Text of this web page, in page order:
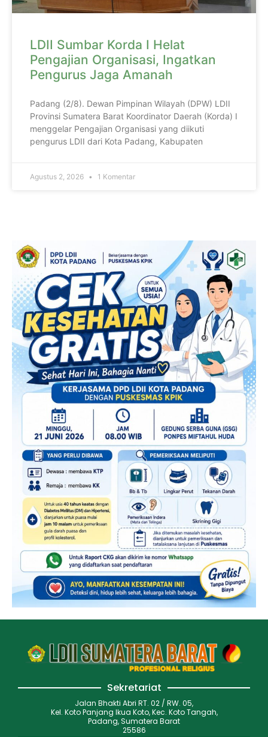
LDII Sumbar Korda I Helat
Pengajian Organisasi, Ingatkan
Pengurus Jaga Amanah
Padang (2/8). Dewan Pimpinan Wilayah (DPW) LDII
Provinsi Sumatera Barat Koordinator Daerah (Korda) I
menggelar Pengajian Organisasi yang diikuti
pengurus LDII dari Kota Padang, Kabupaten
Agustus 2, 2026 1 Komentar
Sekretariat
Jalan Bhakti Abri RT. 02 / RW. 05,
Kel. Koto Panjang Ikua Koto, Kec. Koto Tangah,
Padang, Sumatera Barat
25586